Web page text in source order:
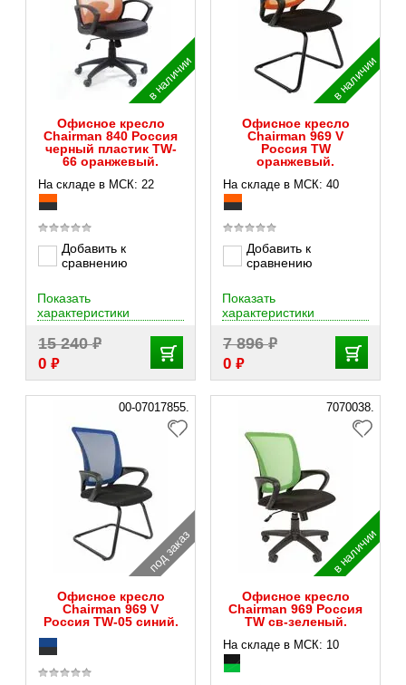
в наличии
Офисное кресло
Chairman 840 Россия
черный пластик TW-
66 оранжевый.
На складе в МСК: 22
Добавить к
сравнению
15 240₽
0 ₽
Показать
характеристики
в наличии
Офисное кресло
Chairman 969 V
Россия TW
оранжевый.
На складе в МСК: 40
Добавить к
сравнению
7 896₽
0 ₽
Показать
характеристики
00-07017855.
под заказ
Офисное кресло
Chairman 969 V
Россия TW-05 синий.
7070038.
в наличии
Офисное кресло
Chairman 969 Россия
TW св-зеленый.
На складе в МСК: 10